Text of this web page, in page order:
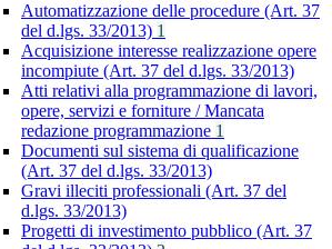
Automatizzazione delle procedure (Art. 37
del d.lgs. 33/2013) 1
Acquisizione interesse realizzazione opere
incompiute (Art. 37 del d.lgs. 33/2013)
Atti relativi alla programmazione di lavori,
opere, servizi e forniture / Mancata
redazione programmazione 1
Documenti sul sistema di qualificazione
(Art. 37 del d.lgs. 33/2013)
Gravi illeciti professionali (Art. 37 del
d.lgs. 33/2013)
Progetti di investimento pubblico (Art. 37